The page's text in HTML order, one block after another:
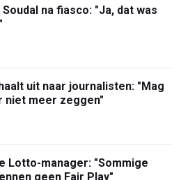
Soudal na fiasco: "Ja, dat was
uit naar journalisten: "Mag
niet meer zeggen"
Lotto-manager: "Sommige
geen Fair Play"